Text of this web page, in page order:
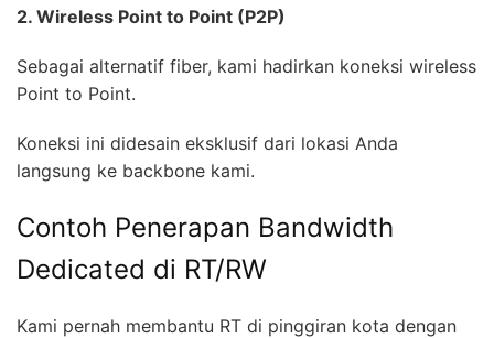
2. Wireless Point to Point (P2P)
Sebagai alternatif fiber, kami hadirkan koneksi wireless
Point to Point.
Koneksi ini didesain eksklusif dari lokasi Anda
langsung ke backbone kami.
Contoh Penerapan Bandwidth
Dedicated di RT/RW
Kami pernah membantu RT di pinggiran kota dengan